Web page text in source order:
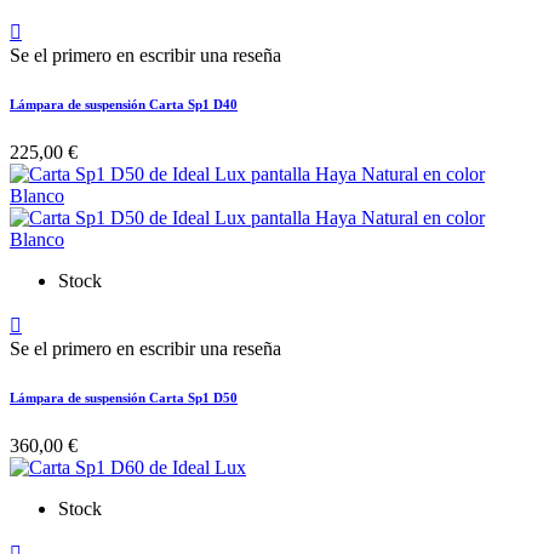

Se el primero en escribir una reseña
Lámpara de suspensión Carta Sp1 D40
225,00 €
Stock

Se el primero en escribir una reseña
Lámpara de suspensión Carta Sp1 D50
360,00 €
Stock